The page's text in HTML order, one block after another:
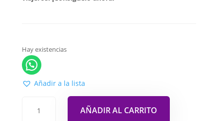
Hay existencias
Añadir a la lista
AÑADIR AL CARRITO